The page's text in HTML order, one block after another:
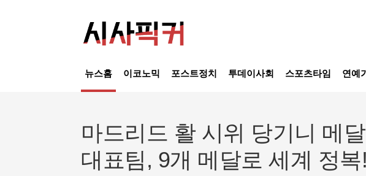
뉴스홈 이코노믹 포스트정치 투데이사회 스포츠타임 연예
마드리드 활 시위 당기니 메
대표팀, 9개 메달로 세계 정복!